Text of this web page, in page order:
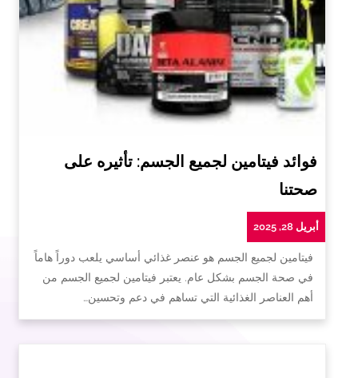
فوائد فيتامين لجميع الجسم: تأثيره على
صحتنا
أبريل 28, 2025
فيتامين لجميع الجسم هو عنصر غذائي أساسي يلعب دوراً هاماً
في صحة الجسم بشكل عام. يعتبر فيتامين لجميع الجسم من
أهم العناصر الغذائية التي تساهم في دعم وتحسين…